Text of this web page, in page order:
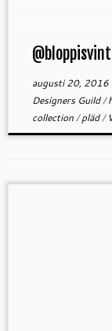
augusti 20, 2016
Designers Guild/
collection/pläd/